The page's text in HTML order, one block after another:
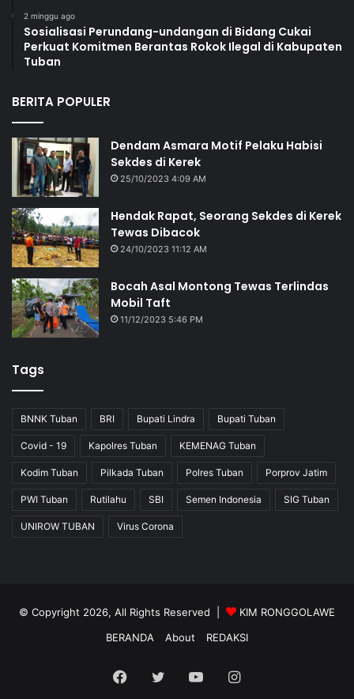
2 minggu ago
Sosialisasi Perundang-undangan di Bidang Cukai
Perkuat Komitmen Berantas Rokok Ilegal di Kabupaten
Tuban
BERITA POPULER
Dendam Asmara Motif Pelaku Habisi
Sekdes di Kerek
25/10/2023 4:09 AM
Hendak Rapat, Seorang Sekdes di Kerek
Tewas Dibacok
24/10/2023 11:12 AM
Bocah Asal Montong Tewas Terlindas
Mobil Taft
11/12/2023 5:46 PM
Tags
BNNK Tuban BRI Bupati Lindra Bupati Tuban
Covid - 19 Kapolres Tuban KEMENAG Tuban
Kodim Tuban Pilkada Tuban Polres Tuban Porprov Jatim
PWI Tuban Rutilahu SBI Semen Indonesia SIG Tuban
UNIROW TUBAN Virus Corona
© Copyright 2026, All Rights Reserved |
KIM RONGGOLAWE
BERANDA
About REDAKSI
Facebook
Twitter YouTubeInstagram